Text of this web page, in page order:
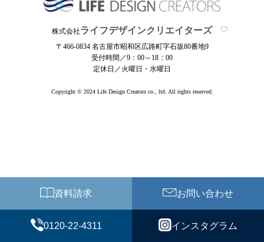
資料請求 お問い合わせ
0120-22-4311 インスタグラム
株式会社ライフデザインクリエイターズ
〒466-0834 名古屋市昭和区広路町字石坂80番地9
受付時間／9：00～18：00
定休日／火曜日・水曜日
Copyright © 2024 Life Design Creators co., ltd. All rights reserved.